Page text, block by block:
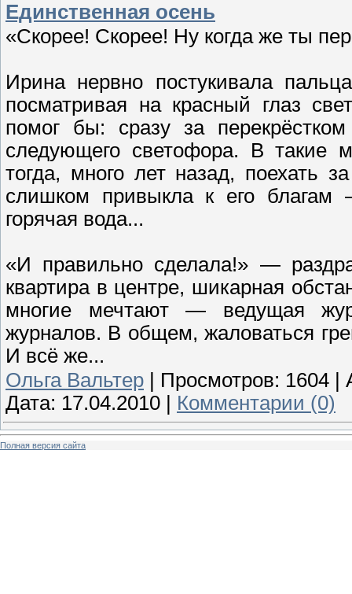
Единственная осень
«Скорее! Скорее! Ну когда же ты
Ирина нервно постукивала
посматривая на красный глаз
помог бы: сразу за
следующего светофора. В такие
тогда, много лет назад, поехать
слишком привыкла к его
горячая вода...
«И правильно сделала!» —
квартира в центре, шикарная
многие мечтают — ведущая
журналов. В общем, жаловаться
И всё же...
Ольга Вальтер
Просмотров: 1604
Дата: 17.04.2010 Комментарии (0)
Полная версия сайта